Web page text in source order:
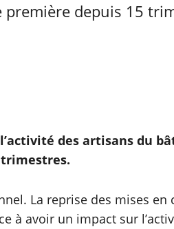
depuis 15
des artisans du
La reprise des mises en
à avoir un impact sur